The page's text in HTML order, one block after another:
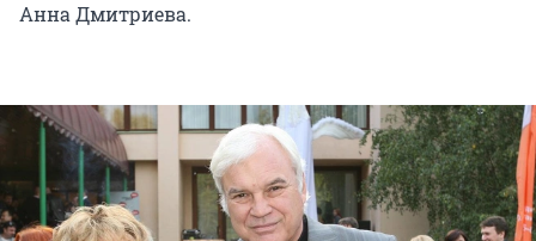
Анна Дмитриева.